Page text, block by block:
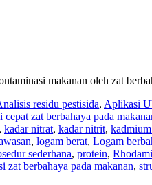
makanan oleh zat
residu pestisida, Aplikasi
cepat zat berbahaya pada
, kadar nitrat, kadar nitrit,
, logam berat, Logam
sederhana, protein,
zat berbahaya pada makanan,